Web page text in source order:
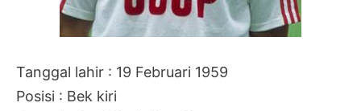
Tanggal lahir : 19 Februari 1959
Posisi : Bek kiri